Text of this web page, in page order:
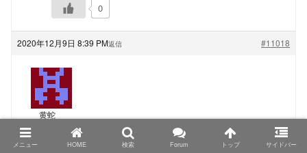
0
2020年12月9日 8:39 PM #11018
返信
黄蛇
TRIMUI Model S、PowKiddyさん名義の物もシタンさ
メニュー HOME 検索 Forum トップ サイドバー